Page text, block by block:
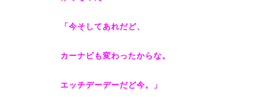
「今そしてあれだど、
カーナビも変わったからな。
エッチデーデーだど今。」